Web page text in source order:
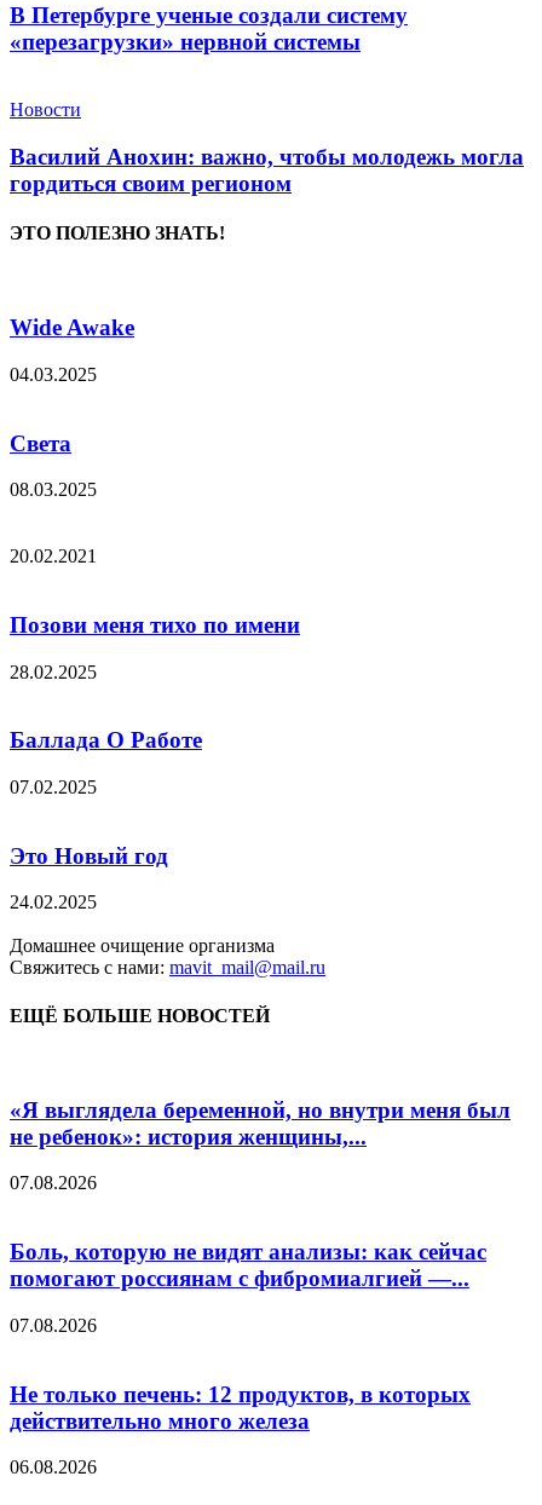
В Петербурге ученые создали систему
«перезагрузки» нервной системы
Новости
Василий Анохин: важно, чтобы молодежь могла
гордиться своим регионом
ЭТО ПОЛЕЗНО ЗНАТЬ!
Wide Awake
04.03.2025
Света
08.03.2025
20.02.2021
Позови меня тихо по имени
28.02.2025
Баллада О Работе
07.02.2025
Это Новый год
24.02.2025
Домашнее очищение организма
Свяжитесь с нами: mavit_mail@mail.ru
ЕЩЁ БОЛЬШЕ НОВОСТЕЙ
«Я выглядела беременной, но внутри меня был
не ребенок»: история женщины,...
07.08.2026
Боль, которую не видят анализы: как сейчас
помогают россиянам с фибромиалгией —...
07.08.2026
Не только печень: 12 продуктов, в которых
действительно много железа
06.08.2026